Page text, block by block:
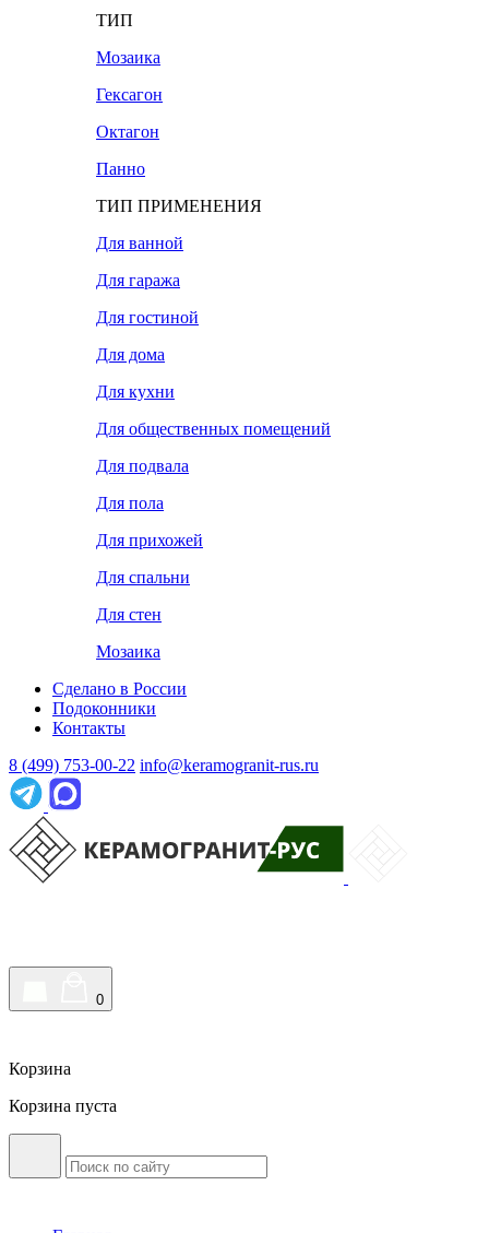
ТИП
Мозаика
Гексагон
Октагон
Панно
ТИП ПРИМЕНЕНИЯ
Для ванной
Для гаража
Для гостиной
Для дома
Для кухни
Для общественных помещений
Для подвала
Для пола
Для прихожей
Для спальни
Для стен
Мозаика
Сделано в России
Подоконники
Контакты
8 (499) 753-00-22 info@keramogranit-rus.ru
0
Корзина
Корзина пуста